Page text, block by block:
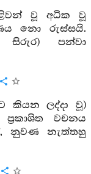
වූ අධික වූ
නො රුස්සයි.
සිරුර) පන්වා
කියන ලද්දා වූ)
වචනය
නුවණ නැත්තහු